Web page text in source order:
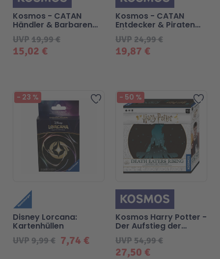
15,02 €
UVP19,99 €
Kosmos - CATAN
Händler & Barbaren
5/6
19,87 €
UVP24,99 €
Kosmos - CATAN
Entdecker & Piraten
5/6
Zur Wunschliste hinzufügen
- 23 %
7,74 €
UVP9,99 €
Disney Lorcana:
Kartenhüllen
Zur
- 50 %
27,50 €
UVP54,99 €
Kosmos Harry Potter -
Der Aufstieg der
Todesser